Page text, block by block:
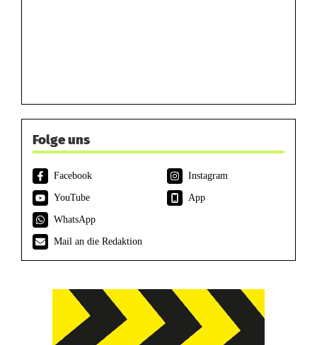
Folge uns
Facebook
Instagram
YouTube
App
WhatsApp
Mail an die Redaktion